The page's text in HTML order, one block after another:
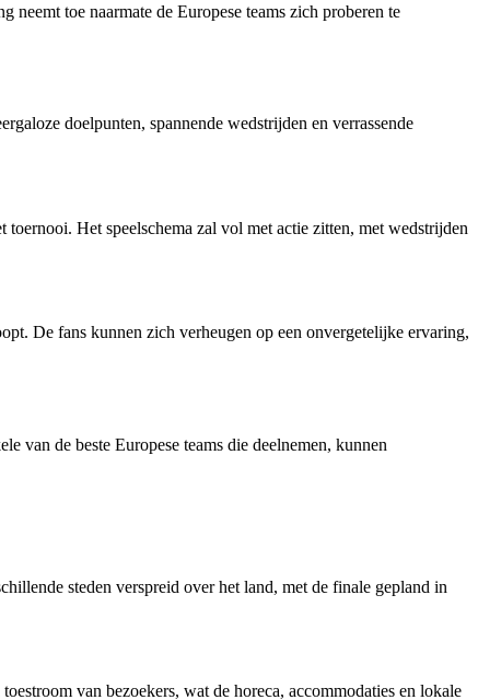
toe naarmate de Europese teams zich proberen te
doelpunten, spannende wedstrijden en verrassende
Het speelschema zal vol met actie zitten, met wedstrijden
De fans kunnen zich verheugen op een onvergetelijke ervaring,
van de beste Europese teams die deelnemen, kunnen
steden verspreid over het land, met de finale gepland in
van bezoekers, wat de horeca, accommodaties en lokale